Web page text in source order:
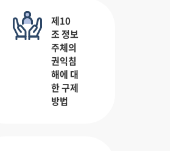
제10
조 정보
주체의
권익침
해에 대
한 구제
방법